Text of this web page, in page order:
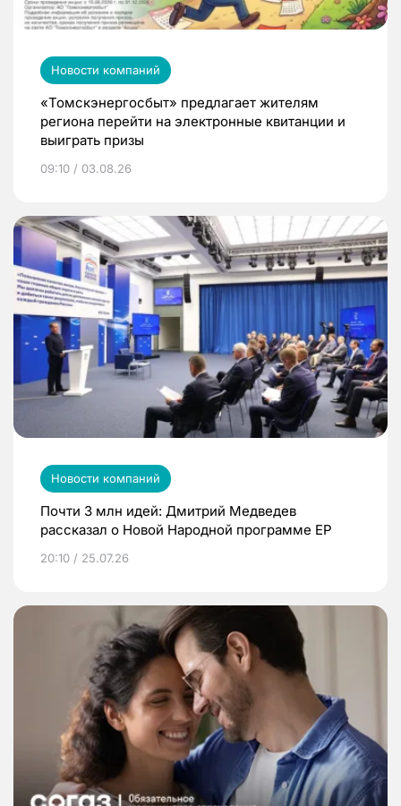
Новости компаний
«Томскэнергосбыт» предлагает жителям
региона перейти на электронные квитанции и
выиграть призы
09:10 / 03.08.26
Новости компаний
Почти 3 млн идей: Дмитрий Медведев
рассказал о Новой Народной программе ЕР
20:10 / 25.07.26